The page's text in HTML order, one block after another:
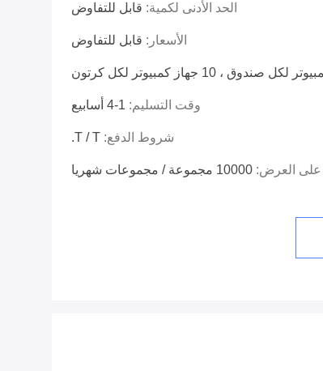
الحد الأدنى لكمية: قابل للتفاوض
الأسعار: قابل للتفاوض
وقت التسليم: 1-4 أسابيع
شروط الدفع: T / T.
على العرض: 10000 مجموعة / مجموعات شهريا